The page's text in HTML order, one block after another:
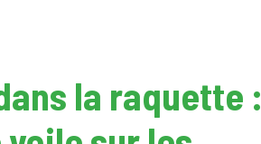
la raquette :